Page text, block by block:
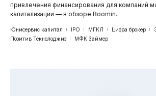
привлечения финансирования для компаний
капитализации — в обзоре Boomin.
Юнисервис капитал IPO МГКЛ Цифра брокер
Позитив Текнолоджиз
МФК Займер